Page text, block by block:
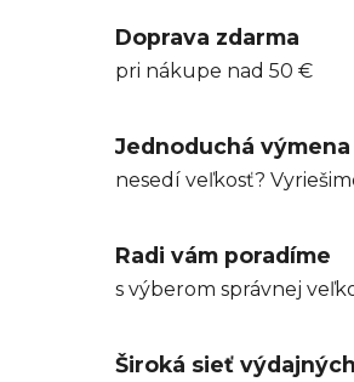
Doprava zdarma
pri nákupe nad 50 €
Jednoduchá výmena
nesedí veľkosť?
Radi vám poradíme
s výberom správnej
Široká sieť